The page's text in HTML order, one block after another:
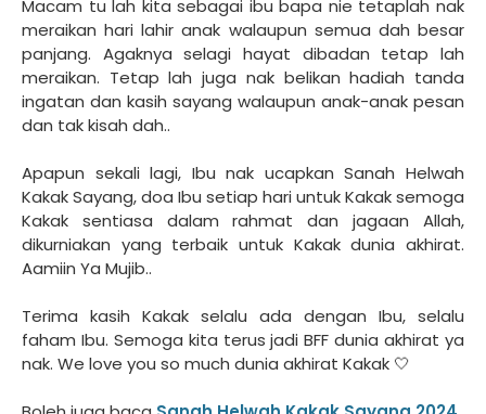
Macam tu lah kita sebagai ibu bapa nie tetaplah nak
meraikan hari lahir anak walaupun semua dah besar
panjang. Agaknya selagi hayat dibadan tetap lah
meraikan. Tetap lah juga nak belikan hadiah tanda
ingatan dan kasih sayang walaupun anak-anak pesan
dan tak kisah dah..
Apapun sekali lagi, Ibu nak ucapkan Sanah Helwah
Kakak Sayang, doa Ibu setiap hari untuk Kakak semoga
Kakak sentiasa dalam rahmat dan jagaan Allah,
dikurniakan yang terbaik untuk Kakak dunia akhirat.
Aamiin Ya Mujib..
Terima kasih Kakak selalu ada dengan Ibu, selalu
faham Ibu. Semoga kita terus jadi BFF dunia akhirat ya
nak. We love you so much dunia akhirat Kakak 🤍